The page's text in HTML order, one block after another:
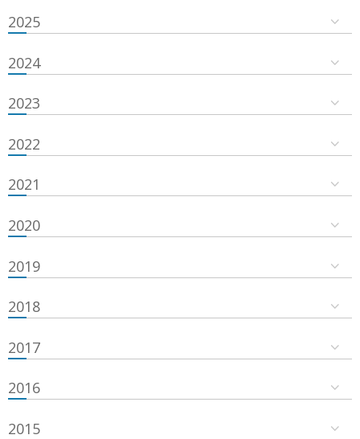
2025
2024
2023
2022
2021
2020
2019
2018
2017
2016
2015